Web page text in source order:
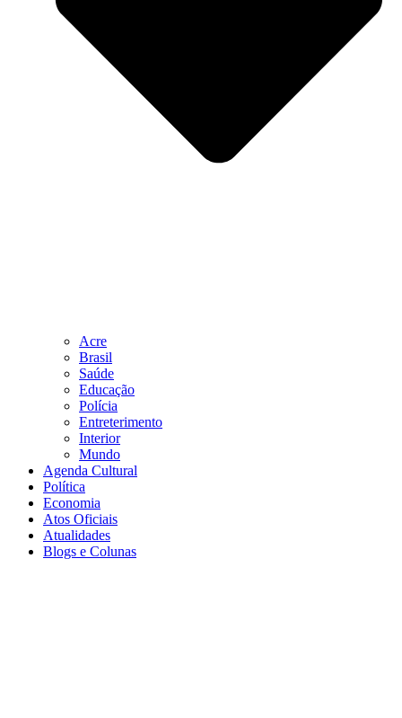
Acre
Brasil
Saúde
Educação
Polícia
Entreterimento
Interior
Mundo
Agenda Cultural
Política
Economia
Atos Oficiais
Atualidades
Blogs e Colunas